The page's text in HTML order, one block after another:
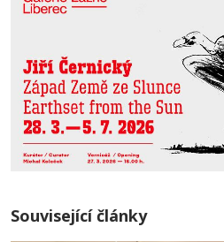
Související články